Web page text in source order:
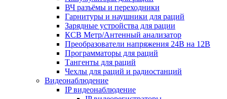
ВЧ разъёмы и переходники
Гарнитуры и наушники для раций
Зарядные устройства для рации
КСВ Метр/Антенный анализатор
Преобразователи напряжения 24В на 12В
Программаторы для раций
Тангенты для раций
Чехлы для раций и радиостанций
Видеонаблюдение
IP видеонаблюдение